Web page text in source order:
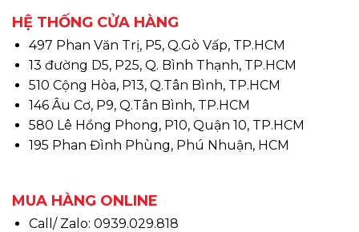
HỆ THỐNG CỬA HÀNG
497 Phan Văn Trị, P5, Q.Gò Vấp, TP.HCM
13 đường D5, P25, Q. Bình Thạnh, TP.HCM
510 Cộng Hòa, P13, Q.Tân Bình, TP.HCM
146 Âu Cơ, P9, Q.Tân Bình, TP.HCM
580 Lê Hồng Phong, P10, Quận 10, TP.HCM
195 Phan Đình Phùng, Phú Nhuận, HCM
MUA HÀNG ONLINE
Call/ Zalo: 0939.029.818